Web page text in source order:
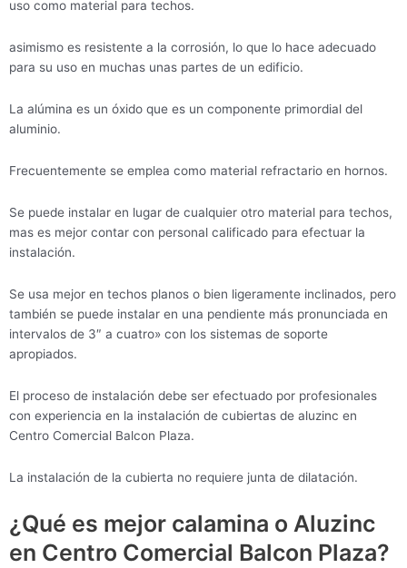
uso como material para techos.
asimismo es resistente a la corrosión, lo que lo hace adecuado
para su uso en muchas unas partes de un edificio.
La alúmina es un óxido que es un componente primordial del
aluminio.
Frecuentemente se emplea como material refractario en hornos.
Se puede instalar en lugar de cualquier otro material para techos,
mas es mejor contar con personal calificado para efectuar la
instalación.
Se usa mejor en techos planos o bien ligeramente inclinados, pero
también se puede instalar en una pendiente más pronunciada en
intervalos de 3″ a cuatro» con los sistemas de soporte
apropiados.
El proceso de instalación debe ser efectuado por profesionales
con experiencia en la instalación de cubiertas de aluzinc en
Centro Comercial Balcon Plaza.
La instalación de la cubierta no requiere junta de dilatación.
¿Qué es mejor calamina o Aluzinc
en Centro Comercial Balcon Plaza?